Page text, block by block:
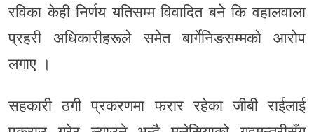
रविका केही निर्णय यतिसम्म विवादित बने कि वहालवाला
प्रहरी अधिकारीहरूले समेत बार्गेनिङसम्मको आरोप
लगाए ।
सहकारी ठगी प्रकरणमा फरार रहेका जीबी राईलाई